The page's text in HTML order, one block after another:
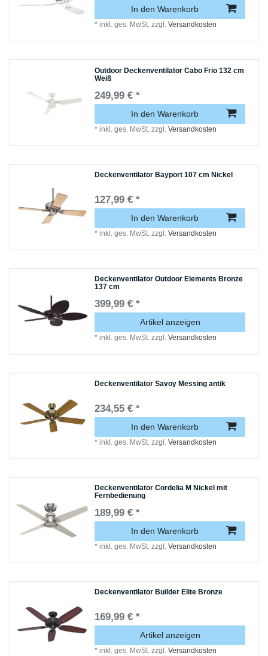
In den Warenkorb
*inkl. ges. MwSt. zzgl.Versandkosten
Outdoor Deckenventilator Cabo Frio 132 cm
Weiß
249,99 € *
In den Warenkorb
*inkl. ges. MwSt. zzgl.Versandkosten
Deckenventilator Bayport 107 cm Nickel
127,99 € *
In den Warenkorb
*inkl. ges. MwSt. zzgl.Versandkosten
Deckenventilator Outdoor Elements Bronze
137 cm
399,99 € *
Artikel anzeigen
*inkl. ges. MwSt. zzgl.Versandkosten
Deckenventilator Savoy Messing antik
234,55 € *
In den Warenkorb
*inkl. ges. MwSt. zzgl.Versandkosten
Deckenventilator Cordelia M Nickel mit
Fernbedienung
189,99 € *
In den Warenkorb
*inkl. ges. MwSt. zzgl.Versandkosten
Deckenventilator Builder Elite Bronze
169,99 € *
Artikel anzeigen
*inkl. ges. MwSt. zzgl.Versandkosten